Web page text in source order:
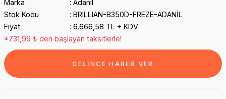
Marka
Adanil
Stok Kodu
BRILLIAN-B350D-FREZE-ADANİL
Fiyat
6.666,58 TL + KDV
*731,99 ₺ den başlayan taksitlerle!
GELİNCE HABER VER